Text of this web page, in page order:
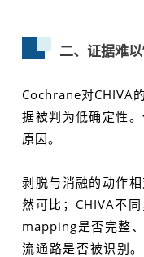
二、证据难
Cochrane对CHIVA
据被判为低确定性
原因。
剥脱与消融的动作
然可比；CHIVA不
mapping是否完整
流通路是否被识别。